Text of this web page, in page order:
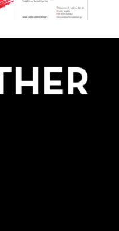
θλιβερό και έχω
“ωδή” στον δολοφόνο της
ξυστά, την τελευταία
μπορώ να γεφυρώσω με
θεωρητικό επίπεδο. Όπως